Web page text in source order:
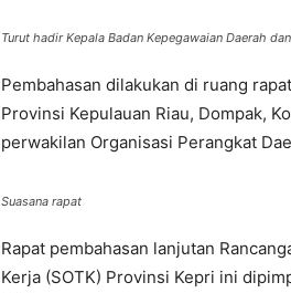
Turut hadir Kepala Badan Kepegawaian Daerah
Pembahasan dilakukan di ruang
Provinsi Kepulauan Riau, Dompak,
perwakilan Organisasi Perangkat
Suasana rapat
Rapat pembahasan lanjutan
Kerja (SOTK) Provinsi Kepri ini